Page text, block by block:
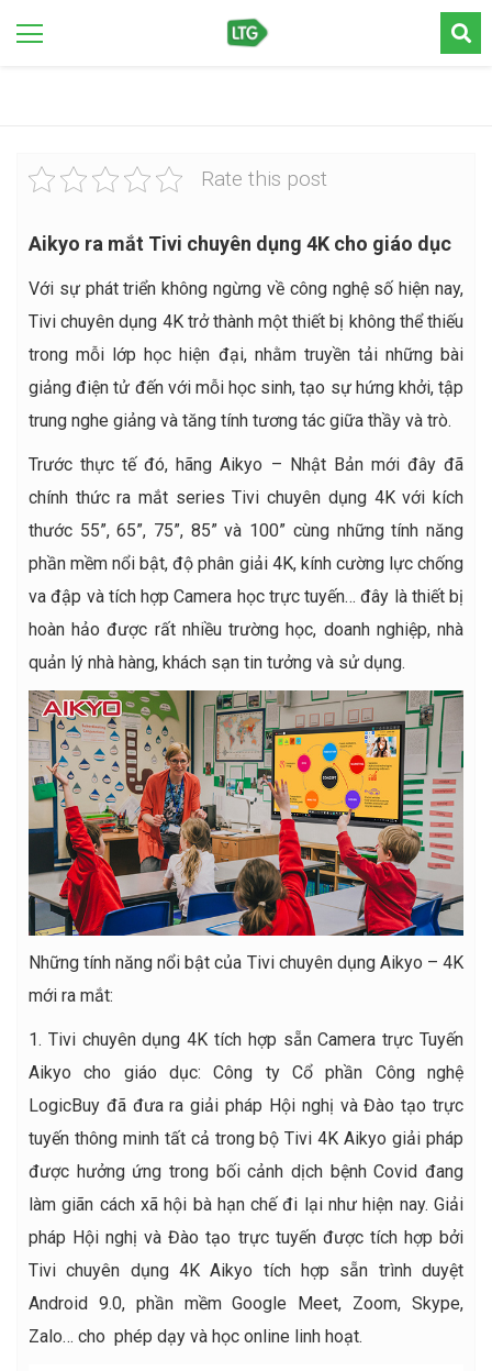
Rate this post
Aikyo ra mắt Tivi chuyên dụng 4K cho giáo dục
Với sự phát triển không ngừng về công nghệ số hiện nay,
Tivi chuyên dụng 4K trở thành một thiết bị không thể thiếu
trong mỗi lớp học hiện đại, nhằm truyền tải những bài
giảng điện tử đến với mỗi học sinh, tạo sự hứng khởi, tập
trung nghe giảng và tăng tính tương tác giữa thầy và trò.
Trước thực tế đó, hãng Aikyo – Nhật Bản mới đây đã
chính thức ra mắt series Tivi chuyên dụng 4K với kích
thước 55”, 65”, 75”, 85” và 100” cùng những tính năng
phần mềm nổi bật, độ phân giải 4K, kính cường lực chống
va đập và tích hợp Camera học trực tuyến… đây là thiết bị
hoàn hảo được rất nhiều trường học, doanh nghiệp, nhà
quản lý nhà hàng, khách sạn tin tưởng và sử dụng.
Những tính năng nổi bật của Tivi chuyên dụng Aikyo – 4K
mới ra mắt:
1. Tivi chuyên dụng 4K tích hợp sẵn Camera trực Tuyến
Aikyo cho giáo dục: Công ty Cổ phần Công nghệ
LogicBuy đã đưa ra giải pháp Hội nghị và Đào tạo trực
tuyến thông minh tất cả trong bộ Tivi 4K Aikyo giải pháp
được hưởng ứng trong bối cảnh dịch bệnh Covid đang
làm giãn cách xã hội bà hạn chế đi lại như hiện nay. Giải
pháp Hội nghị và Đào tạo trực tuyến được tích hợp bởi
Tivi chuyên dụng 4K Aikyo tích hợp sẵn trình duyệt
Android 9.0, phần mềm Google Meet, Zoom, Skype,
Zalo… cho phép dạy và học online linh hoạt.